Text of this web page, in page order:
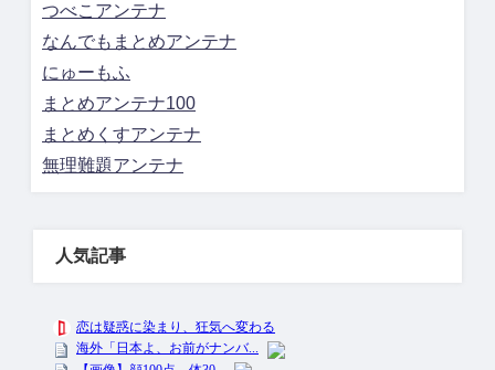
つべこアンテナ
なんでもまとめアンテナ
にゅーもふ
まとめアンテナ100
まとめくすアンテナ
無理難題アンテナ
人気記事